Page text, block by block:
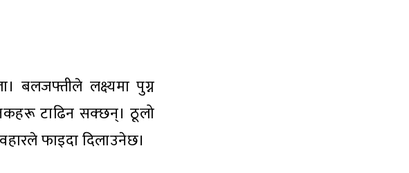
बलजफ्तीले लक्ष्यमा पुग्न
टाढिन सक्छन्। ठूलो
फाइदा दिलाउनेछ।